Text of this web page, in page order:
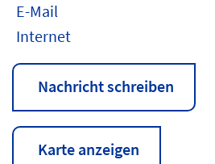
E-Mail
Internet
Nachricht schreiben
Karte anzeigen